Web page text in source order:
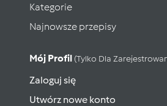
Kategorie
Najnowsze przepisy
Mój Profil (tylko Dla
Zaloguj się
Utwórz nowe konto